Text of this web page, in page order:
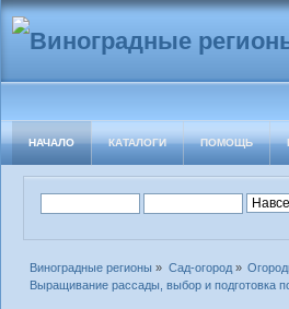
НАЧАЛО КАТАЛОГИ ПОМОЩЬ
Виноградные регионы » Сад-огород»
Выращивание рассады, выбор и подготовка